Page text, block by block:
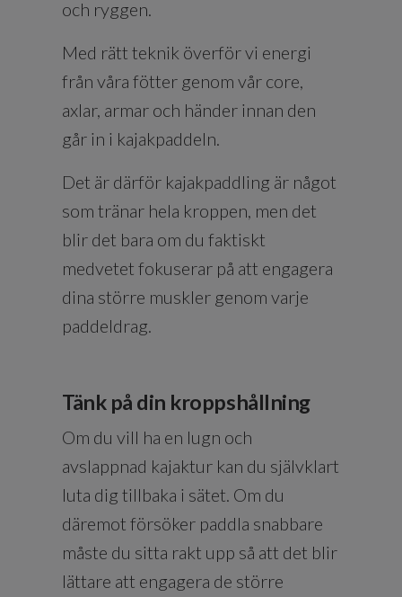
och ryggen.
Med rätt teknik överför vi energi
från våra fötter genom vår core,
axlar, armar och händer innan den
går in i kajakpaddeln.
Det är därför kajakpaddling är något
som tränar hela kroppen, men det
blir det bara om du faktiskt
medvetet fokuserar på att engagera
dina större muskler genom varje
paddeldrag.
Tänk på din kroppshållning
Om du vill ha en lugn och
avslappnad kajaktur kan du självklart
luta dig tillbaka i sätet. Om du
däremot försöker paddla snabbare
måste du sitta rakt upp så att det blir
lättare att engagera de större